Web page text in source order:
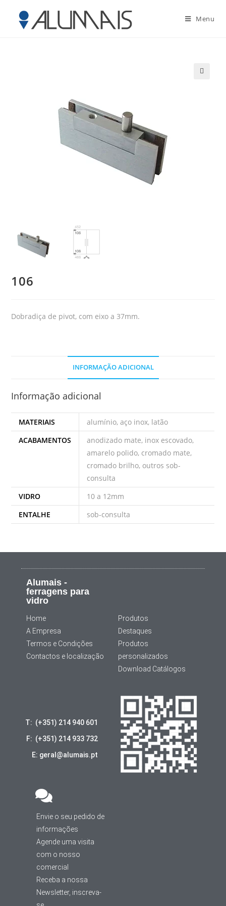
Menu
106
Dobradiça de pivot, com eixo a 37mm.
INFORMAÇÃO ADICIONAL
Informação adicional
MATERIAIS
alumínio, aço inox, latão
ACABAMENTOS
anodizado mate, inox escovado,
amarelo polido, cromado mate,
cromado brilho, outros sob-
consulta
VIDRO
10 a 12mm
ENTALHE
sob-consulta
Alumais -
ferragens para
vidro
Home
A Empresa
Termos e Condições
Contactos e localização
Produtos
Destaques
Produtos
personalizados
Download Catálogos
T: (+351) 214 940 601
F: (+351) 214 933 732
E: geral@alumais.pt
Envie o seu pedido de
informações
Agende uma visita
com o nosso
comercial
Receba a nossa
Newsletter, inscreva-